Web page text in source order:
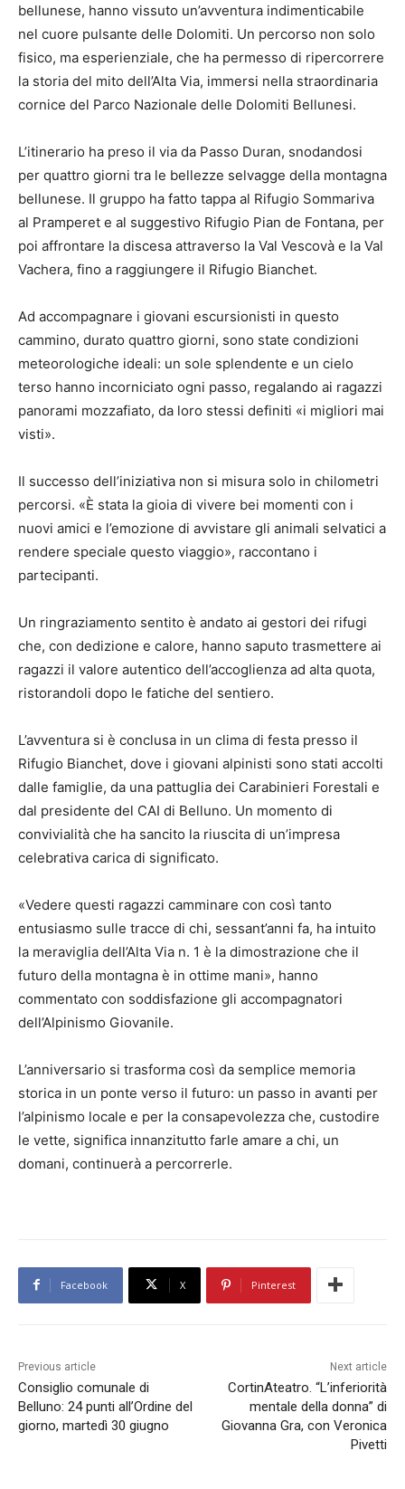
bellunese, hanno vissuto un’avventura indimenticabile
nel cuore pulsante delle Dolomiti. Un percorso non solo
fisico, ma esperienziale, che ha permesso di ripercorrere
la storia del mito dell’Alta Via, immersi nella straordinaria
cornice del Parco Nazionale delle Dolomiti Bellunesi.
L’itinerario ha preso il via da Passo Duran, snodandosi
per quattro giorni tra le bellezze selvagge della montagna
bellunese. Il gruppo ha fatto tappa al Rifugio Sommariva
al Pramperet e al suggestivo Rifugio Pian de Fontana, per
poi affrontare la discesa attraverso la Val Vescovà e la Val
Vachera, fino a raggiungere il Rifugio Bianchet.
Ad accompagnare i giovani escursionisti in questo
cammino, durato quattro giorni, sono state condizioni
meteorologiche ideali: un sole splendente e un cielo
terso hanno incorniciato ogni passo, regalando ai ragazzi
panorami mozzafiato, da loro stessi definiti «i migliori mai
visti».
Il successo dell’iniziativa non si misura solo in chilometri
percorsi. «È stata la gioia di vivere bei momenti con i
nuovi amici e l’emozione di avvistare gli animali selvatici a
rendere speciale questo viaggio», raccontano i
partecipanti.
Un ringraziamento sentito è andato ai gestori dei rifugi
che, con dedizione e calore, hanno saputo trasmettere ai
ragazzi il valore autentico dell’accoglienza ad alta quota,
ristorandoli dopo le fatiche del sentiero.
L’avventura si è conclusa in un clima di festa presso il
Rifugio Bianchet, dove i giovani alpinisti sono stati accolti
dalle famiglie, da una pattuglia dei Carabinieri Forestali e
dal presidente del CAI di Belluno. Un momento di
convivialità che ha sancito la riuscita di un’impresa
celebrativa carica di significato.
«Vedere questi ragazzi camminare con così tanto
entusiasmo sulle tracce di chi, sessant’anni fa, ha intuito
la meraviglia dell’Alta Via n. 1 è la dimostrazione che il
futuro della montagna è in ottime mani», hanno
commentato con soddisfazione gli accompagnatori
dell’Alpinismo Giovanile.
L’anniversario si trasforma così da semplice memoria
storica in un ponte verso il futuro: un passo in avanti per
l’alpinismo locale e per la consapevolezza che, custodire
le vette, significa innanzitutto farle amare a chi, un
domani, continuerà a percorrerle.
Facebook X Pinterest
Previous article
Consiglio comunale di
Belluno: 24 punti all’Ordine del
giorno, martedì 30 giugno
Next article
CortinAteatro. “L’inferiorità
mentale della donna” di
Giovanna Gra, con Veronica
Pivetti